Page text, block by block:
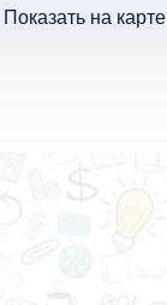
Показать на карте